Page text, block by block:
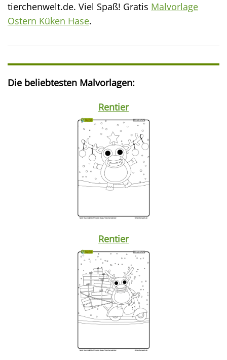
tierchenwelt.de. Viel Spaß! Gratis Malvorlage
Ostern Küken Hase.
Die beliebtesten Malvorlagen:
Rentier
Rentier